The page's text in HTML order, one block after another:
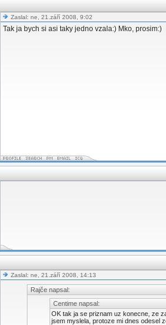
Zaslal: ne, 21.září 2008, 9:02
Tak ja bych si asi taky jedno vzala:) Mko, prosim:)
Zaslal: ne, 21.září 2008, 14:13
Rajče napsal:
Centime napsal:
OK tak ja se priznam uz konecne, ze
jsem myslela, protoze mi dnes odesel